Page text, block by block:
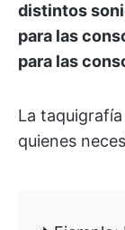
distintos
para las
para las
La
quienes